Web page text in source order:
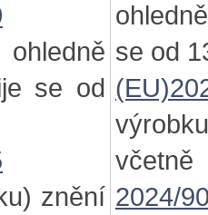
se od
znění
se od
2024/